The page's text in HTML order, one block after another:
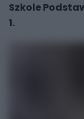
Szkole
1.